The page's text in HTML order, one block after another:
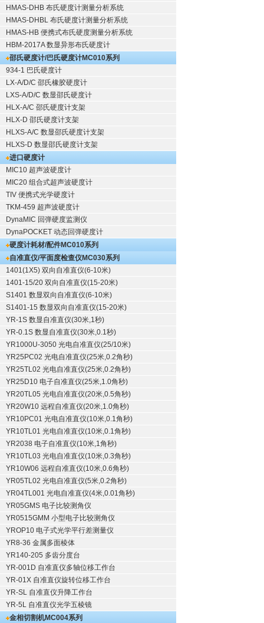
HMAS-DHB 布氏硬度计测量分析系统
HMAS-DHBL 布氏硬度计测量分析系统
HMAS-HB 便携式布氏硬度测量分析系统
HBM-2017A 数显异形布氏硬度计
邵氏硬度计/巴氏硬度计MC010系列
934-1 巴氏硬度计
LX-A/D/C 邵氏橡胶硬度计
LXS-A/D/C 数显邵氏硬度计
HLX-A/C 邵氏硬度计支架
HLX-D 邵氏硬度计支架
HLXS-A/C 数显邵氏硬度计支架
HLXS-D 数显邵氏硬度计支架
进口硬度计
MIC10 超声波硬度计
MIC20 组合式超声波硬度计
TIV 便携式光学硬度计
TKM-459 超声波硬度计
DynaMIC 回弹硬度监测仪
DynaPOCKET 动态回弹硬度计
硬度计耗材/配件MC010系列
自准直仪/平面度检查仪MC030系列
1401(1X5) 双向自准直仪(6-10米)
1401-15/20 双向自准直仪(15-20米)
S1401 数显双向自准直仪(6-10米)
S1401-15 数显双向自准直仪(15-20米)
YR-1S 数显自准直仪(30米,1秒)
YR-0.1S 数显自准直仪(30米,0.1秒)
YR1000U-3050 光电自准直仪(25/10米)
YR25PC02 光电自准直仪(25米,0.2角秒)
YR25TL02 光电自准直仪(25米,0.2角秒)
YR25D10 电子自准直仪(25米,1.0角秒)
YR20TL05 光电自准直仪(20米,0.5角秒)
YR20W10 远程自准直仪(20米,1.0角秒)
YR10PC01 光电自准直仪(10米,0.1角秒)
YR10TL01 光电自准直仪(10米,0.1角秒)
YR2038 电子自准直仪(10米,1角秒)
YR10TL03 光电自准直仪(10米,0.3角秒)
YR10W06 远程自准直仪(10米,0.6角秒)
YR05TL02 光电自准直仪(5米,0.2角秒)
YR04TL001 光电自准直仪(4米,0.01角秒)
YR05GMS 电子比较测角仪
YR0515GMM 小型电子比较测角仪
YROP10 电子式光学平行差测量仪
YR8-36 金属多面棱体
YR140-205 多齿分度台
YR-001D 自准直仪多轴位移工作台
YR-01X 自准直仪旋转位移工作台
YR-SL 自准直仪升降工作台
YR-5L 自准直仪光学五棱镜
金相切割机MC004系列